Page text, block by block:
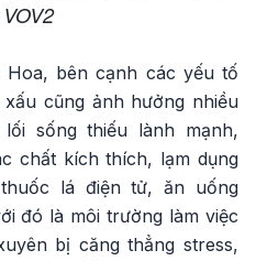
bên cạnh các yếu tố
cũng ảnh hưởng nhiều
sống thiếu lành mạnh,
chất kích thích, lạm dụng
lá điện tử, ăn uống
đó là môi trường làm việc
bị căng thẳng stress,